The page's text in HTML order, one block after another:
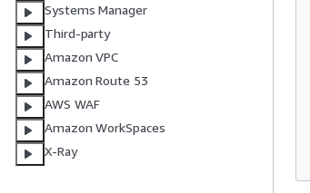
Systems Manager
Third-party
Amazon VPC
Amazon Route 53
AWS WAF
Amazon WorkSpaces
X-Ray